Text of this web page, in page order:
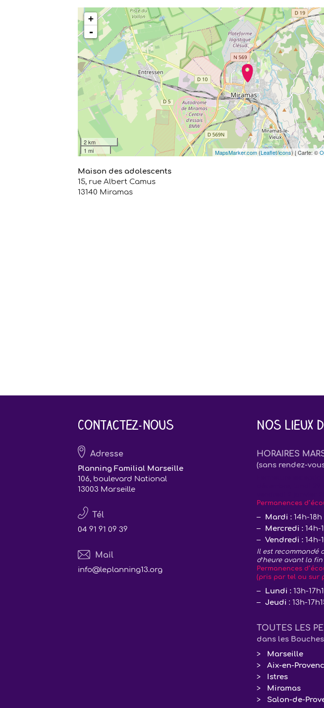
chargement de la carte - veuillez patienter...
+
-
2 km
1 mi
MapsMarker.com(Leaflet/icons) | Carte: ©
Maison des adolescents
15, rue Albert Camus
13140 Miramas
Contactez-nous
Adresse
Planning Familial Marseille
106, boulevard National
13003 Marseille
Tél
04 91 91 09 39
Mail
info@leplanning13.org
Nos lieux
HORAIRES
(sans rendez-
Permanences
Mardi :14h-18h
Mercredi :14h-
Vendredi :14h-
Il est recommandé
d’heure avant la
Permanences
(pris par tel ou sur
Lundi :13h-
Jeudi : 13h-
TOUTES LES
dans les
Marseille
Aix-en-
Istres
Miramas
Salon-de-